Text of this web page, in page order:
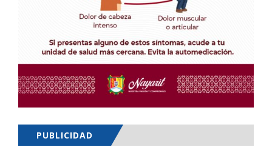
PUBLICIDAD